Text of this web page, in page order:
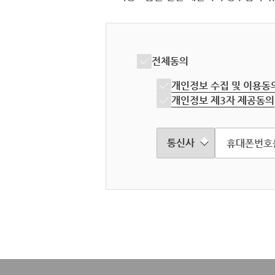
전체동의
개인정보 수집 및 이용동
개인정보 제3자 제공동의